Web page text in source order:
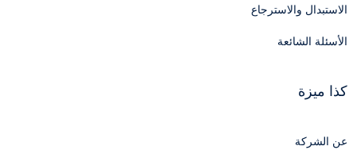
الاستبدال والاسترجاع
الأسئلة الشائعة
كذا ميزة
عن الشركة